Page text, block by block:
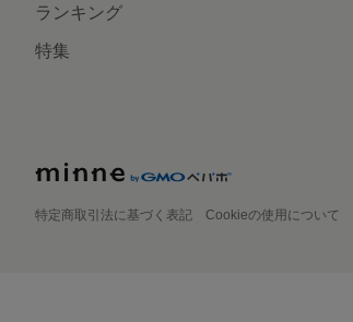
ランキング
特集
特定商取引法に基づく表記 Cookieの使用について